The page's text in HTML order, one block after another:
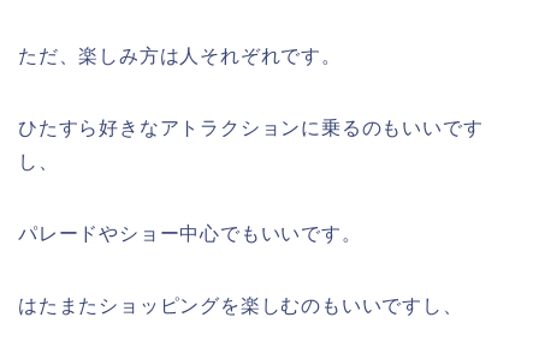
ただ、楽しみ方は人それぞれです。
ひたすら好きなアトラクションに乗るのもいいです
し、
パレードやショー中心でもいいです。
はたまたショッピングを楽しむのもいいですし、